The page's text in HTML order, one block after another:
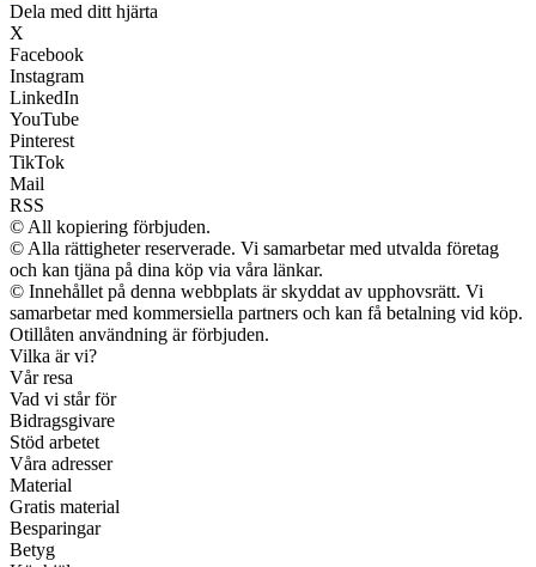
Dela med ditt hjärta
X
Facebook
Instagram
LinkedIn
YouTube
Pinterest
TikTok
Mail
RSS
© All kopiering förbjuden.
© Alla rättigheter reserverade. Vi samarbetar med utvalda företag
och kan tjäna på dina köp via våra länkar.
© Innehållet på denna webbplats är skyddat av upphovsrätt. Vi
samarbetar med kommersiella partners och kan få betalning vid köp.
Otillåten användning är förbjuden.
Vilka är vi?
Vår resa
Vad vi står för
Bidragsgivare
Stöd arbetet
Våra adresser
Material
Gratis material
Besparingar
Betyg